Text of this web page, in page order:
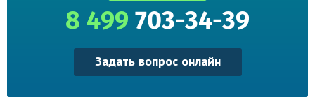
8 499 703-34-39
Задать вопрос онлайн